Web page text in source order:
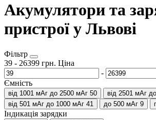
Акумулятори та
пристрої у Львові
Фільтр
39 - 26399 грн. Ціна
-
Ємність
від 1001 мАг до 2500 мАг 50 від 2501 мАг
від 501 мАг до 1000 мАг 41 до 500 мАг 9
Індикація зарядки